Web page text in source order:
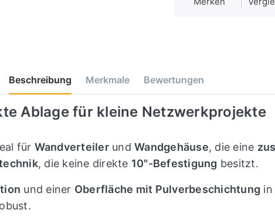
Beschreibung Merkmale Bewertungen
Ablage für kleine Netzwerkprojekte
für Wandverteilerund Wandgehäuse, die eine
, die keine direkte 10"-Befestigung besitzt.
und einer Oberfläche mit Pulverbeschichtung in